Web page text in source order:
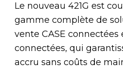
Le nouveau 421G est
gamme complète de
vente CASE connectées
connectées, qui
accru sans coûts de